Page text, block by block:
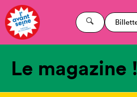
Le magazine !